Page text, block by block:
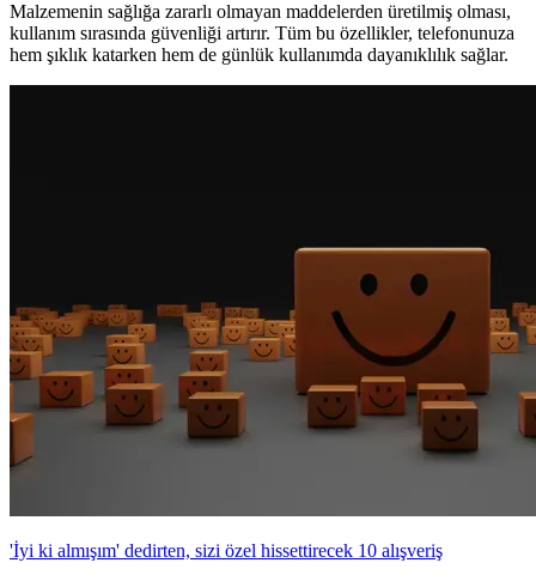
Malzemenin sağlığa zararlı olmayan maddelerden üretilmiş olması,
kullanım sırasında güvenliği artırır. Tüm bu özellikler, telefonunuza
hem şıklık katarken hem de günlük kullanımda dayanıklılık sağlar.
'İyi ki almışım' dedirten, sizi özel hissettirecek 10 alışveriş